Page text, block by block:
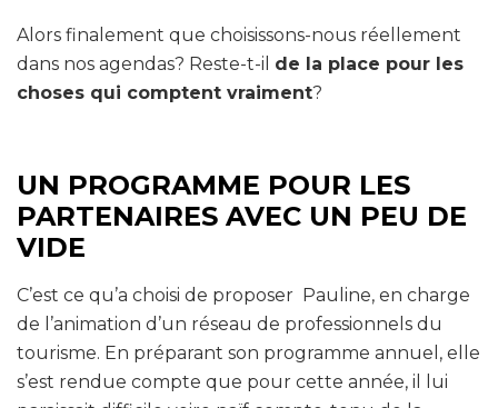
Alors finalement que choisissons-nous réellement
dans nos agendas? Reste-t-il de la place pour les
choses qui comptent vraiment?
UN PROGRAMME POUR LES
PARTENAIRES AVEC UN PEU DE
VIDE
C’est ce qu’a choisi de proposer Pauline, en charge
de l’animation d’un réseau de professionnels du
tourisme. En préparant son programme annuel, elle
s’est rendue compte que pour cette année, il lui